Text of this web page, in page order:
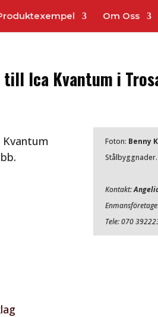
Om Oss
Ica Kvantum i
Kvantum
Foton: Benny
Stålbyggnader.
Kontakt:
Tele: 070